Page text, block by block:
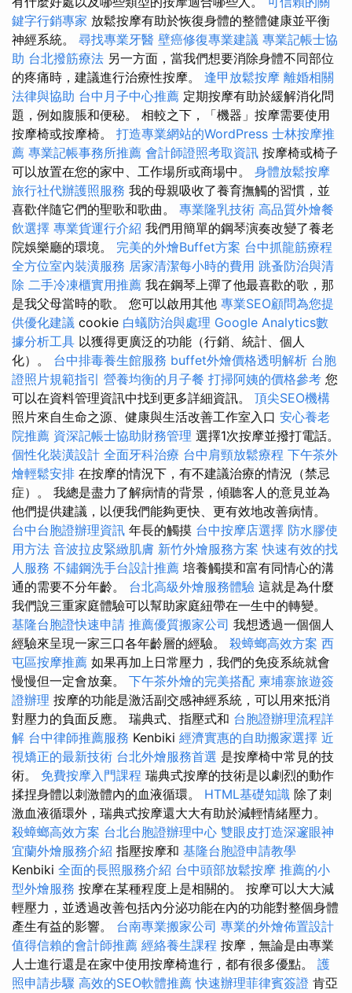
鍵字行銷專家 放鬆按摩有助於恢復身體的整體健康並平衡
神經系統。 尋找專業牙醫 壁癌修復專業建議 專業記帳士協
助 台北撥筋療法 另一方面，當我們想要消除身體不同部位
的疼痛時，建議進行治療性按摩。 逢甲放鬆按摩 離婚相關
法律與協助 台中月子中心推薦 定期按摩有助於緩解消化問
題，例如腹脹和便秘。 相較之下，「機器」按摩需要使用
按摩椅或按摩椅。 打造專業網站的WordPress 士林按摩推
薦 專業記帳事務所推薦 會計師證照考取資訊 按摩椅或椅子
可以放置在您的家中、工作場所或商場中。 身體放鬆按摩
旅行社代辦護照服務 我的母親吸收了養育撫觸的​​習慣，並
喜歡伴隨它們的聖歌和歌曲。 專業隆乳技術 高品質外燴餐
飲選擇 專業貨運行介紹 我們用簡單的鋼琴演奏改變了養老
院娛樂廳的環境。 完美的外燴Buffet方案 台中抓龍筋療程
全方位室內裝潢服務 居家清潔每小時的費用 跳蚤防治與清
除 二手冷凍櫃實用推薦 我在鋼琴上彈了他最喜歡的歌，那
是我父母當時的歌。 您可以啟用其他 專業SEO顧問為您提
供優化建議 cookie 白蟻防治與處理 Google Analytics數
據分析工具 以獲得更廣泛的功能（行銷、統計、個人
化）。 台中排毒養生館服務 buffet外燴價格透明解析 台胞
證照片規範指引 營養均衡的月子餐 打掃阿姨的價格參考 您
可以在資料管理資訊中找到更多詳細資訊。 頂尖SEO機構
照片來自生命之源、健康與生活改善工作室入口 安心養老
院推薦 資深記帳士協助財務管理 選擇1次按摩並撥打電話。
個性化裝潢設計 全面牙科治療 台中肩頸放鬆療程 下午茶外
燴輕鬆安排 在按摩的情況下，有不建議治療的情況（禁忌
症）。 我總是盡力了解病情的背景，傾聽客人的意見並為
他們提供建議，以便我們能夠更快、更有效地改善病情。
台中台胞證辦理資訊 年長的觸摸 台中按摩店選擇 防水膠使
用方法 音波拉皮緊緻肌膚 新竹外燴服務方案 快速有效的找
人服務 不鏽鋼洗手台設計推薦 培養觸摸和富有同情心的溝
通的需要不分年齡。 台北高級外燴服務體驗 這就是為什麼
我們說三重家庭體驗可以幫助家庭紐帶在一生中的轉變。
基隆台胞證快速申請 推薦優質搬家公司 我想透過一個個人
經驗來呈現一家三口各年齡層的經驗。 殺蟑螂高效方案 西
屯區按摩推薦 如果再加上日常壓力，我們的免疫系統就會
慢慢但一定會放棄。 下午茶外燴的完美搭配 柬埔寨旅遊簽
證辦理 按摩的功能是激活副交感神經系統，可以用來抵消
對壓力的負面反應。 瑞典式、指壓式和 台胞證辦理流程詳
解 台中律師推薦服務 Kenbiki 經濟實惠的自助搬家選擇 近
視矯正的最新技術 台北外燴服務首選 是按摩椅中常見的技
術。 免費按摩入門課程 瑞典式按摩的技術是以劇烈的動作
揉捏身體以刺激體內的血液循環。 HTML基礎知識 除了刺
激血液循環外，瑞典式按摩還大大有助於減輕情緒壓力。
殺蟑螂高效方案 台北台胞證辦理中心 雙眼皮打造深邃眼神
宜蘭外燴服務介紹 指壓按摩和 基隆台胞證申請教學
Kenbiki 全面的長照服務介紹 台中頭部放鬆按摩 推薦的小
型外燴服務 按摩在某種程度上是相關的。 按摩可以大大減
輕壓力，並透過改善包括內分泌功能在內的功能對整個身體
產生有益的影響。 台南專業搬家公司 專業的外燴佈置設計
值得信賴的會計師推薦 經絡養生課程 按摩，無論是由專業
人士進行還是在家中使用按摩椅進行，都有很多優點。 護
照申請步驟 高效的SEO軟體推薦 快速辦理菲律賓簽證 肯亞